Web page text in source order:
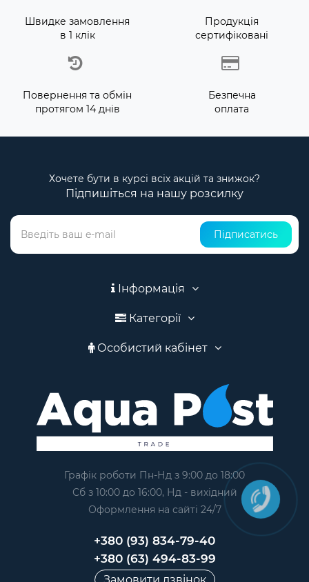
Швидке замовлення
в 1 клік
Продукція
сертифіковані
Повернення та обмін
протягом 14 днів
Безпечна
оплата
Хочете бути в курсі всіх акцій та знижок?
Підпишіться на нашу розсилку
Підписатись
Інформація
Категорії
Особистий кабінет
Графік роботи Пн-Нд з 9:00 до 18:00
Сб з 10:00 до 16:00, Нд - вихідний
Оформлення на сайтi 24/7
+380 (93) 834-79-40
+380 (63) 494-83-99